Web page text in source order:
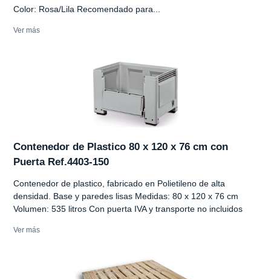
Color: Rosa/Lila Recomendado para...
Ver más
Contenedor de Plastico 80 x 120 x 76 cm con
Puerta Ref.4403-150
Contenedor de plastico, fabricado en Polietileno de alta
densidad. Base y paredes lisas Medidas: 80 x 120 x 76 cm
Volumen: 535 litros Con puerta IVA y transporte no incluidos
Ver más